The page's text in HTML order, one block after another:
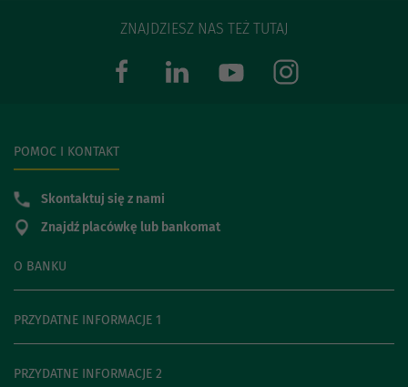
ZNAJDZIESZ NAS TEŻ TUTAJ
O BANKU
PRZYDATNE INFORMACJE 1
PRZYDATNE INFORMACJE 2
POMOC I KONTAKT
Skontaktuj się z nami
Znajdź placówkę lub bankomat